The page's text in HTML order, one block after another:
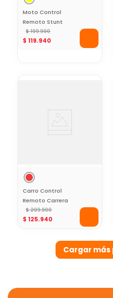
Moto Control
Remoto Stunt
Cross Toy Logic
$ 199.900
$ 119.940
Carro Control
Remoto Carrera
Sport Toy Logic
$ 209.900
$ 125.940